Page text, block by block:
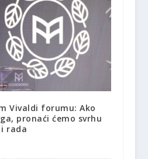
Vivaldi forumu: Ako
pronaći ćemo svrhu
rada